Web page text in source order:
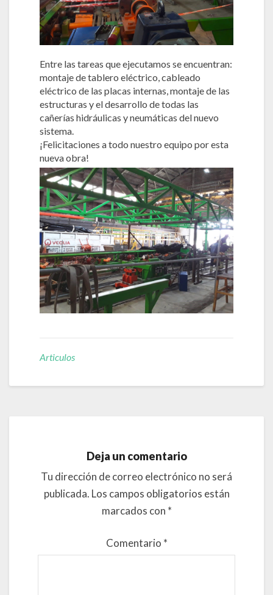
Entre las tareas que ejecutamos se encuentran:
montaje de tablero eléctrico, cableado
eléctrico de las placas internas, montaje de las
estructuras y el desarrollo de todas las
cañerías hidráulicas y neumáticas del nuevo
sistema.
¡Felicitaciones a todo nuestro equipo por esta
nueva obra!
Articulos
Deja un comentario
Tu dirección de correo electrónico no será
publicada. Los campos obligatorios están
marcados con *
Comentario *